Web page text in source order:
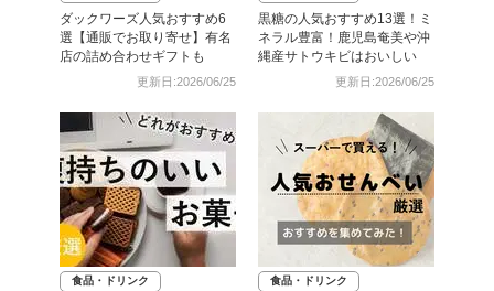
ダックワーズ人気おすすめ6
選【通販でお取り寄せ】有名
店の詰め合わせギフトも
更新日:2026/06/25
黒糖の人気おすすめ13選！ミ
ネラル豊富！鹿児島奄美や沖
縄産サトウキビはおいしい
更新日:2026/06/25
食品・ドリンク 食品・ドリンク